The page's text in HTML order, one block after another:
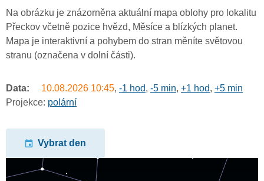
Na obrázku je znázorněna aktuální mapa oblohy pro lokalitu
Přeckov včetně pozice hvězd, Měsíce a blízkých planet.
Mapa je interaktivní a pohybem do stran měníte světovou
stranu (označena v dolní části).
Data: 10.08.2026 10:45, -1 hod, -5 min, +1 hod, +5 min
Projekce: polární
Vybrat den
undefined
undefined